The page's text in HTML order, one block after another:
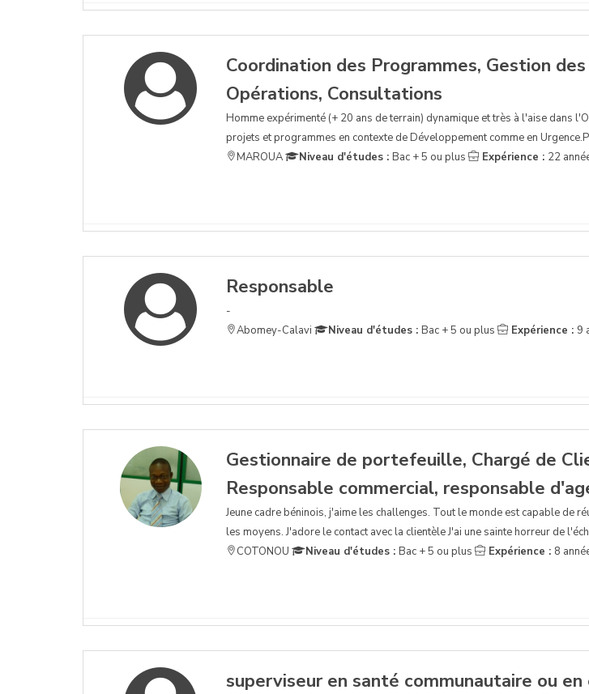
Coordination des Programmes, Gestion
Opérations, Consultations
Homme expérimenté (+ 20 ans de terrain) dynamique et très à l'aise dans
projets et programmes en contexte de Développement comme en
MAROUA
Niveau d'études : Bac + 5 ou plus Expérience : 22
Responsable
-
Abomey-Calavi
Niveau d'études : Bac + 5 ou plus Expérience : 9
Gestionnaire de portefeuille, Chargé de
Responsable commercial, responsable
Jeune cadre béninois, j'aime les challenges. Tout le monde est capable de
les moyens. J'adore le contact avec la clientèle J'ai une sainte horreur de
COTONOU
Niveau d'études : Bac + 5 ou plus Expérience : 8
superviseur en santé communautaire ou